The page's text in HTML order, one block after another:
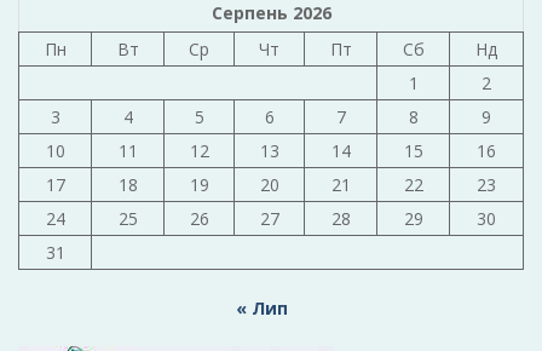
Серпень 2026
Пн
Вт Ср Чт Пт Сб
Нд
1
2
3
4 5 6 7 8
9
10
11 12 13 14 15
16
17
18 19 20 21 22
23
24
25 26 27 28 29
30
31
« Лип